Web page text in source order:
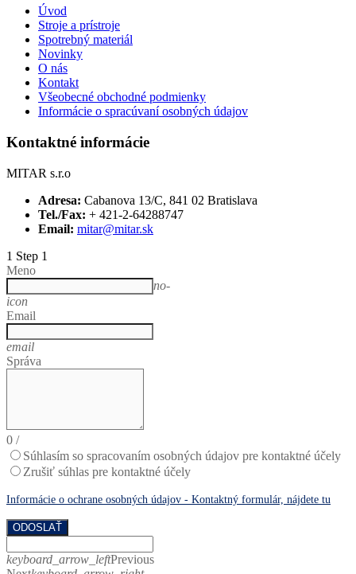
Úvod
Stroje a prístroje
Spotrebný materiál
Novinky
O nás
Kontakt
Všeobecné obchodné podmienky
Informácie o spracúvaní osobných údajov
Kontaktné informácie
MITAR s.r.o
Adresa: Cabanova 13/C, 841 02 Bratislava
Tel./Fax: + 421-2-64288747
Email: mitar@mitar.sk
1 Step 1
Meno
no-
icon
Email
email
Správa
0 /
Súhlasím so spracovaním osobných údajov pre kontaktné účely
Zrušiť súhlas pre kontaktné účely
Informácie o ochrane osobných údajov - Kontaktný formulár, nájdete tu
ODOSLAŤ
keyboard_arrow_leftPrevious